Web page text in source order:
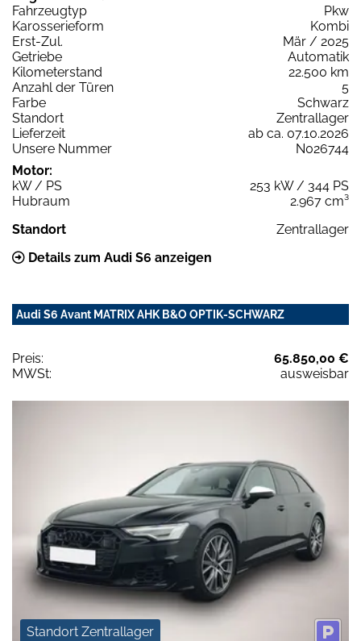
Fahrzeugtyp
Pkw
Karosserieform
Kombi
Erst-Zul.
Mär / 2025
Getriebe
Automatik
Kilometerstand
22.500 km
Anzahl der Türen
5
Farbe
Schwarz
Standort
Zentrallager
Lieferzeit
ab ca. 07.10.2026
Unsere Nummer
N026744
Motor:
kW / PS
253 kW / 344 PS
Hubraum
2.967 cm³
Standort
Zentrallager
Details zum Audi S6 anzeigen
Audi S6 Avant MATRIX AHK B&O OPTIK-SCHWARZ
Preis:
65.850,00 €
MWSt:
ausweisbar
Standort Zentrallager